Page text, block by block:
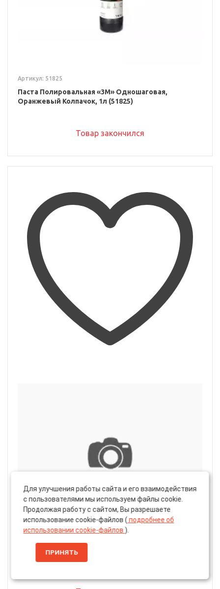
Артикул: 51825
Паста Полировальная «3M» Одношаговая,
Оранжевый Колпачок, 1л (51825)
Товар закончился
Паста Полировальная «3M» Gloss Polishing для
Стекла, 1л (60150)
Для улучшения работы сайта и его взаимодействия
с пользователями мы используем файлы cookie.
Продолжая работу с сайтом, Вы разрешаете
использование cookie-файлов ( подробнее об
использовании cookie-файлов ).
ПРИНЯТЬ